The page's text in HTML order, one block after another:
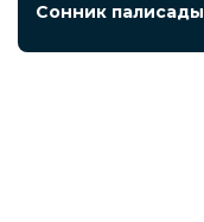
Сонник палисады